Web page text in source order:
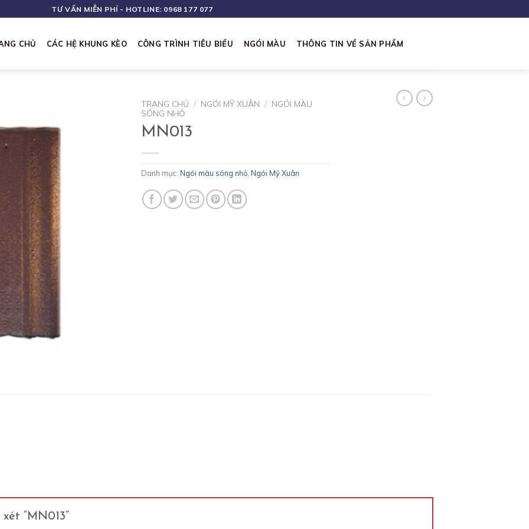
TƯ VẤN MIỄN PHÍ - HOTLINE: 0968 177 077
CHỦ CÁC HỆ KHUNG KÈO CÔNG TRÌNH TIÊU BIỂU NGÓI MÀU THÔNG TIN VỀ SẢN PHẨM
TRANG CHỦ / NGÓI MỸ XUÂN / NGÓI MÀU
SÓNG NHỎ
MN013
Danh mục: Ngói màu sóng nhỏ Ngói Mỹ Xuân
“MN013”